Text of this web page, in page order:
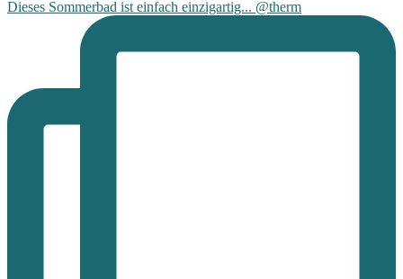
Dieses Sommerbad ist einfach einzigartig... @therm